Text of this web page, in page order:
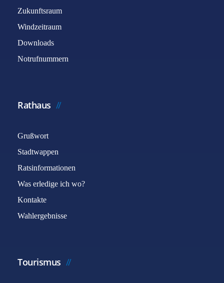
Zukunftsraum
Windzeitraum
Downloads
Notrufnummern
Rathaus
Grußwort
Stadtwappen
Ratsinformationen
Was erledige ich wo?
Kontakte
Wahlergebnisse
Tourismus